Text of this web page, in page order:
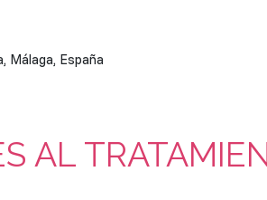
Málaga, España
AL